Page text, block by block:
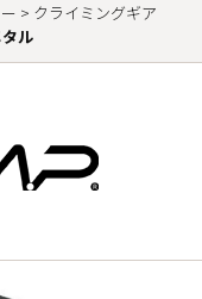
クライミングギア
ル